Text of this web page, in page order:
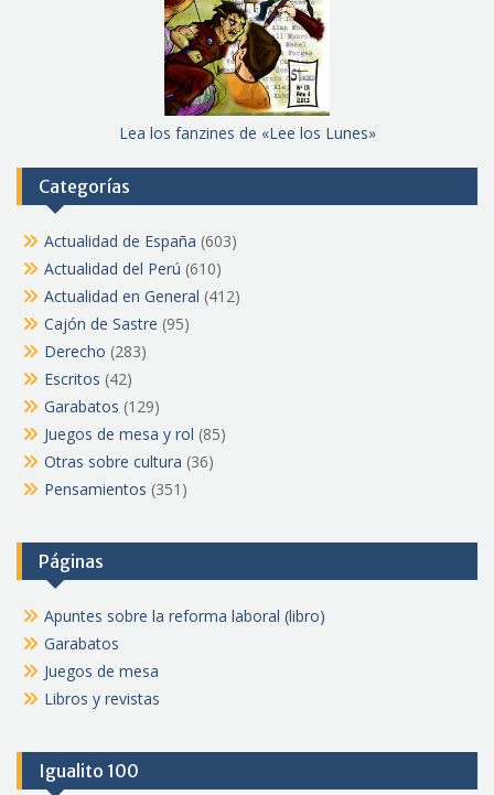
Lea los fanzines de «Lee los Lunes»
Categorías
Actualidad de España (603)
Actualidad del Perú (610)
Actualidad en General (412)
Cajón de Sastre (95)
Derecho (283)
Escritos (42)
Garabatos (129)
Juegos de mesa y rol (85)
Otras sobre cultura (36)
Pensamientos (351)
Páginas
Apuntes sobre la reforma laboral (libro)
Garabatos
Juegos de mesa
Libros y revistas
Igualito 100